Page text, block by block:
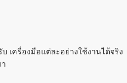
เครื่องมือแต่ละอย่างใช้งานได้จริง